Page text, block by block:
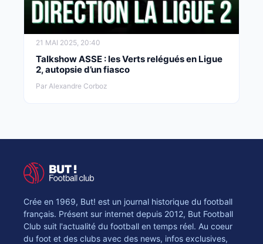
21 MAI 2025, 20:40
Talkshow ASSE : les Verts relégués en Ligue
2, autopsie d’un fiasco
Par Alexandre Corboz
Crée en 1969, But! est un journal historique du football
français. Présent sur internet depuis 2012, But Football
Club suit l'actualité du football en temps réel. Au coeur
du foot et des clubs avec des news, infos exclusives,